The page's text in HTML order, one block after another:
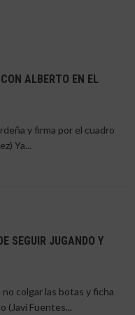
ALBERTO EN EL
y firma por el cuadro
Ya...
SEGUIR JUGANDO Y
colgar las botas y ficha
(Javi Fuentes...